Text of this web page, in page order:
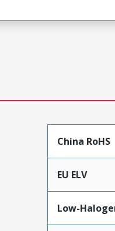
China RoHS
EU ELV
Low-